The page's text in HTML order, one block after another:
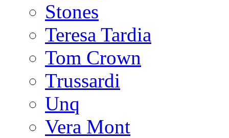
Stones
Teresa Tardia
Tom Crown
Trussardi
Unq
Vera Mont